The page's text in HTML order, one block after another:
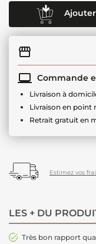
Commande
Livraison à
Livraison en point
Retrait gratuit en
Estimez vos
LES + DU
Très bon rapport